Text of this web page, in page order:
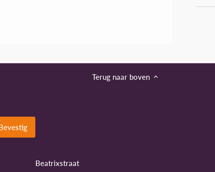
Terug naar boven
Beatrixstraat